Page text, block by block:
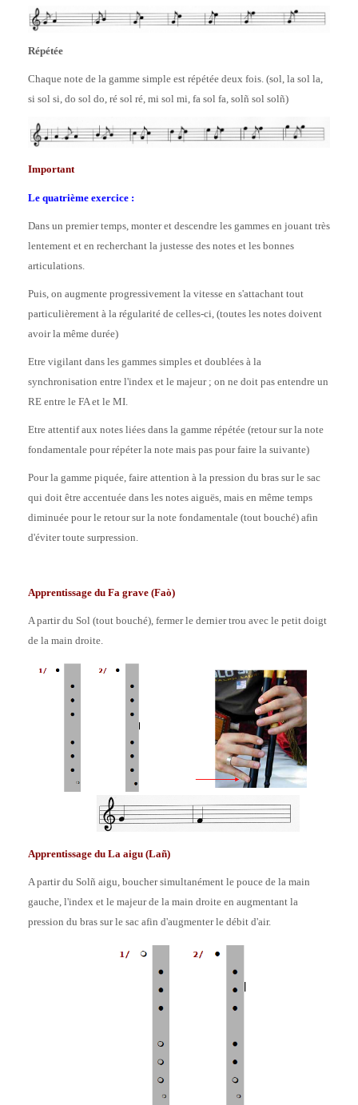
Répétée
Chaque note de la gamme simple est répétée deux fois. (sol, la sol la,
si sol si, do sol do, ré sol ré, mi sol mi, fa sol fa, solñ sol solñ)
Important
Le quatrième exercice :
Dans un premier temps, monter et descendre les gammes en jouant très
lentement et en recherchant la justesse des notes et les bonnes
articulations.
Puis, on augmente progressivement la vitesse en s'attachant tout
particulièrement à la régularité de celles-ci, (toutes les notes doivent
avoir la même durée)
Etre vigilant dans les gammes simples et doublées à la
synchronisation entre l'index et le majeur ; on ne doit pas entendre un
RE entre le FA et le MI.
Etre attentif aux notes liées dans la gamme répétée (retour sur la note
fondamentale pour répéter la note mais pas pour faire la suivante)
Pour la gamme piquée, faire attention à la pression du bras sur le sac
qui doit être accentuée dans les notes aiguës, mais en même temps
diminuée pour le retour sur la note fondamentale (tout bouché) afin
d'éviter toute surpression.
Apprentissage du Fa grave (Faò)
A partir du Sol (tout bouché), fermer le dernier trou avec le petit doigt
de la main droite.
Apprentissage du La aigu (Lañ)
A partir du Solñ aigu, boucher simultanément le pouce de la main
gauche, l'index et le majeur de la main droite en augmentant la
pression du bras sur le sac afin d'augmenter le débit d'air.